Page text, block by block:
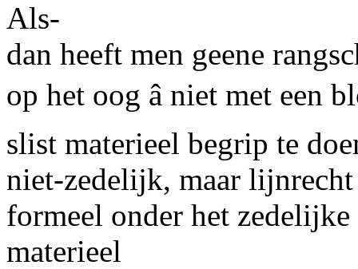
Als-
dan heeft men geene
op het oog â niet met een
slist materieel begrip te
niet-zedelijk, maar
formeel onder het
materieel